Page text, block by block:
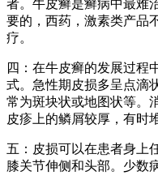
者。牛皮癣是癣病中最难
要的，西药，激素类产品
疗。
四：在牛皮癣的发展过程
式。急性期皮损多呈点滴
常为斑块状或地图状等。
皮疹上的鳞屑较厚，有时
五：皮损可以在患者身上
膝关节伸侧和头部。少数